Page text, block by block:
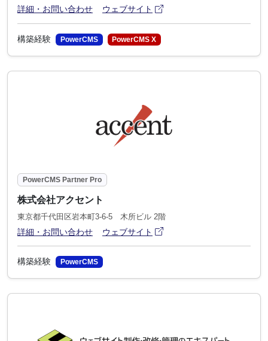
詳細・お問い合わせ ウェブサイト
構築経験 PowerCMS PowerCMS X
PowerCMS Partner Pro
株式会社アクセント
東京都千代田区岩本町3-6-5 木所ビル 2階
詳細・お問い合わせ ウェブサイト
構築経験 PowerCMS